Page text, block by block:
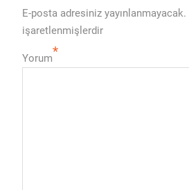
E-posta adresiniz yayınlanmayacak.
işaretlenmişlerdir
Yorum*